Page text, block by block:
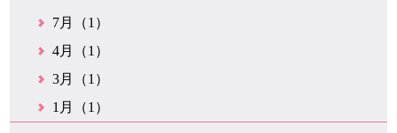
7月（1）
4月（1）
3月（1）
1月（1）